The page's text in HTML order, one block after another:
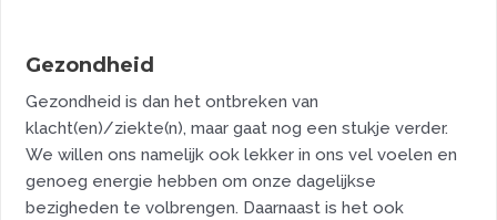
Gezondheid
Gezondheid is dan het ontbreken van
klacht(en)/ziekte(n), maar gaat nog een stukje verder.
We willen ons namelijk ook lekker in ons vel voelen en
genoeg energie hebben om onze dagelijkse
bezigheden te volbrengen. Daarnaast is het ook